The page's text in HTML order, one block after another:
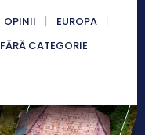
OPINII
EUROPA
FĂRĂ CATEGORIE